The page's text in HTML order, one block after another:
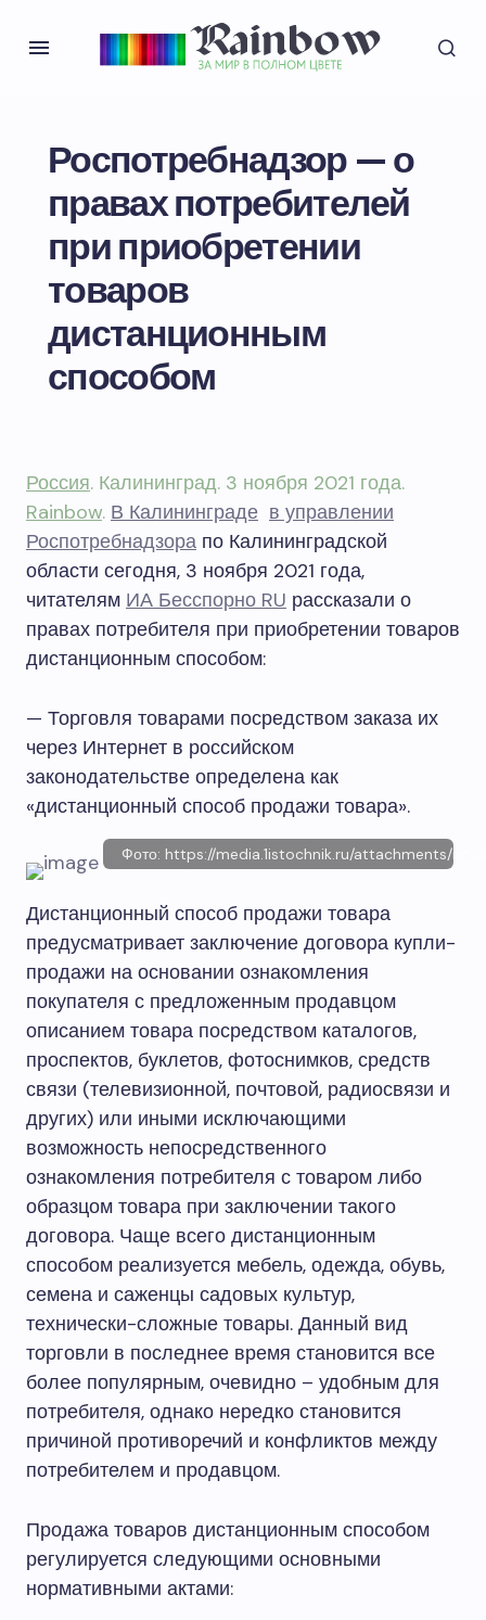
Роспотребнадзор — о
правах потребителей
при приобретении
товаров
дистанционным
способом
Россия. Калининград. 3 ноября 2021 года.
Rainbow. В Калининграде в управлении
Роспотребнадзора по Калининградской
области сегодня, 3 ноября 2021 года,
читателям ИА Бесспорно RU рассказали о
правах потребителя при приобретении товаров
дистанционным способом:
— Торговля товарами посредством заказа их
через Интернет в российском
законодательстве определена как
«дистанционный способ продажи товара».
Фото: https://media.1istochnik.ru/attachments/
Дистанционный способ продажи товара
предусматривает заключение договора купли-
продажи на основании ознакомления
покупателя с предложенным продавцом
описанием товара посредством каталогов,
проспектов, буклетов, фотоснимков, средств
связи (телевизионной, почтовой, радиосвязи и
других) или иными исключающими
возможность непосредственного
ознакомления потребителя с товаром либо
образцом товара при заключении такого
договора. Чаще всего дистанционным
способом реализуется мебель, одежда, обувь,
семена и саженцы садовых культур,
технически-сложные товары. Данный вид
торговли в последнее время становится все
более популярным, очевидно – удобным для
потребителя, однако нередко становится
причиной противоречий и конфликтов между
потребителем и продавцом.
Продажа товаров дистанционным способом
регулируется следующими основными
нормативными актами: